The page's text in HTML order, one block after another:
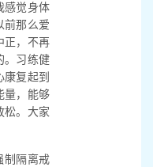
感觉身体
前那么爱
正，不再
。习练健
复起到
量，能够
松。大家
制隔离戒